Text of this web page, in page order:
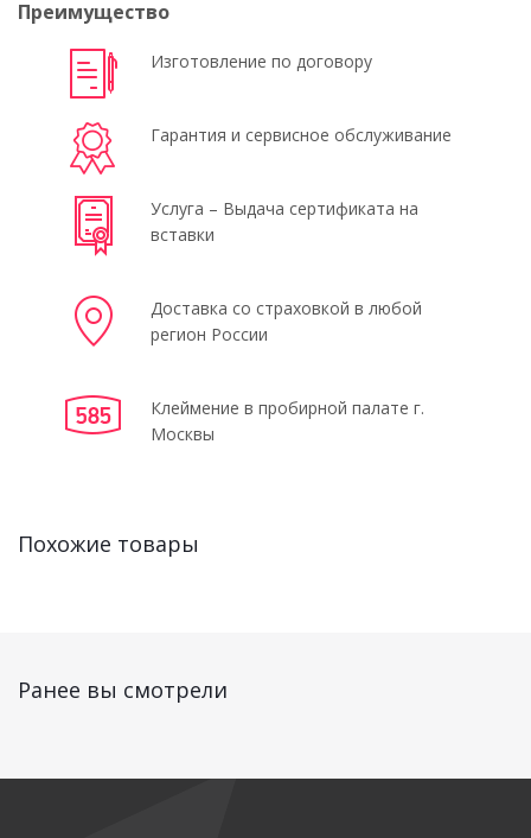
Преимущество
Изготовление по договору
Гарантия и сервисное обслуживание
Услуга – Выдача сертификата на
вставки
Доставка со страховкой в любой
регион России
Клеймение в пробирной палате г.
Москвы
Похожие товары
Ранее вы смотрели